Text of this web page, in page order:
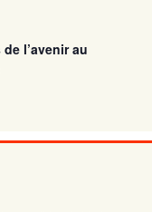
l’avenir au